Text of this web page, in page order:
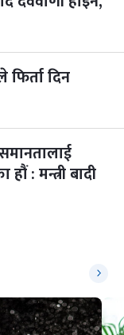
दिन
हौं : मन्त्री बादी